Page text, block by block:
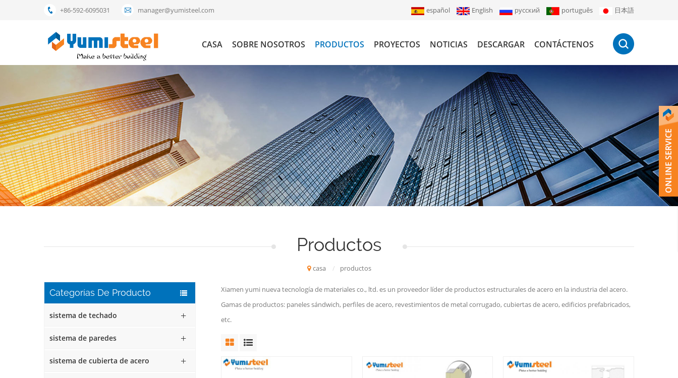
+86-592-6095031 manager@yumisteel.com español English русский português 日本語
CASA SOBRE NOSOTROS PRODUCTOS PROYECTOS NOTICIAS DESCARGAR CONTÁCTENOS
Productos
casa / productos
Categorías De Producto
sistema de techado
sistema de paredes
sistema de cubierta de acero
Xiamen yumi nueva tecnología de materiales co., ltd. es un proveedor líder de productos estructurales de acero en la industria del acero.
Gamas de productos: paneles sándwich, perfiles de acero, revestimientos de metal corrugado, cubiertas de acero, edificios prefabricados,
etc.